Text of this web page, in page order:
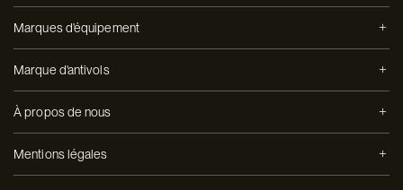
Marques d'équipement
Marque d'antivols
À propos de nous
Mentions légales